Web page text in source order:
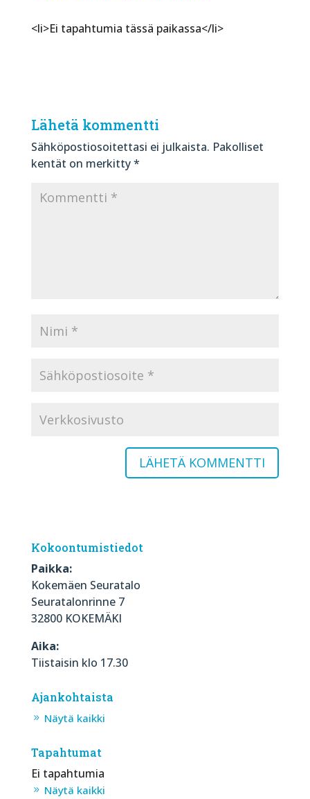
<li>Ei tapahtumia tässä paikassa</li>
Lähetä kommentti
Sähköpostiosoitettasi ei julkaista. Pakolliset
kentät on merkitty*
Kokoontumistiedot
Paikka:
Kokemäen Seuratalo
Seuratalonrinne 7
32800 KOKEMÄKI
Aika:
Tiistaisin klo 17.30
Ajankohtaista
Näytä kaikki
Tapahtumat
Ei tapahtumia
Näytä kaikki